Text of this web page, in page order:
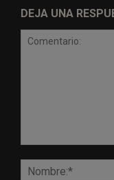
DEJA UNA